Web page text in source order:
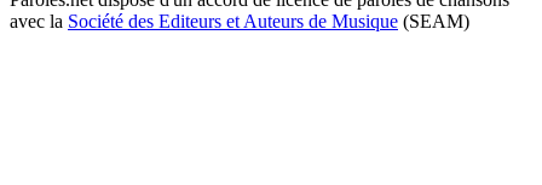
avec la Société des Editeurs et Auteurs de Musique (SEAM)